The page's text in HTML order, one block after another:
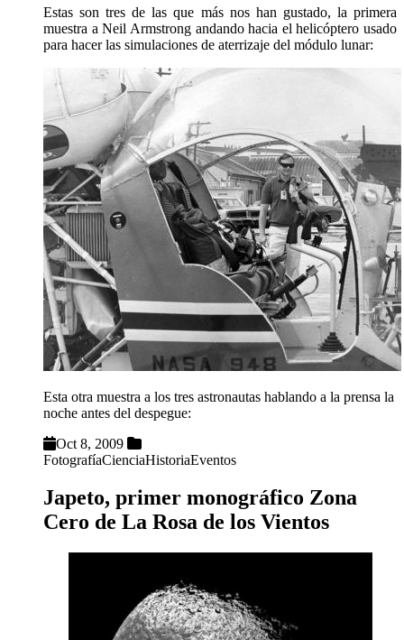
Estas son tres de las que más nos han gustado, la primera
muestra a Neil Armstrong andando hacia el helicóptero usado
para hacer las simulaciones de aterrizaje del módulo lunar:
Esta otra muestra a los tres astronautas hablando a la prensa la
noche antes del despegue:
Oct 8, 2009
FotografíaCienciaHistoriaEventos
Japeto, primer monográfico Zona
Cero de La Rosa de los Vientos